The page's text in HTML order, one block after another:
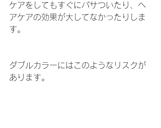
ケアをしてもすぐにパサついたり、ヘ
アケアの効果が大してなかったりしま
す。
ダブルカラーにはこのようなリスクが
あります。